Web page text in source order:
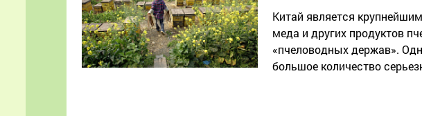
Китай является
меда и других продуктов
«пчеловодных держав».
большое количество